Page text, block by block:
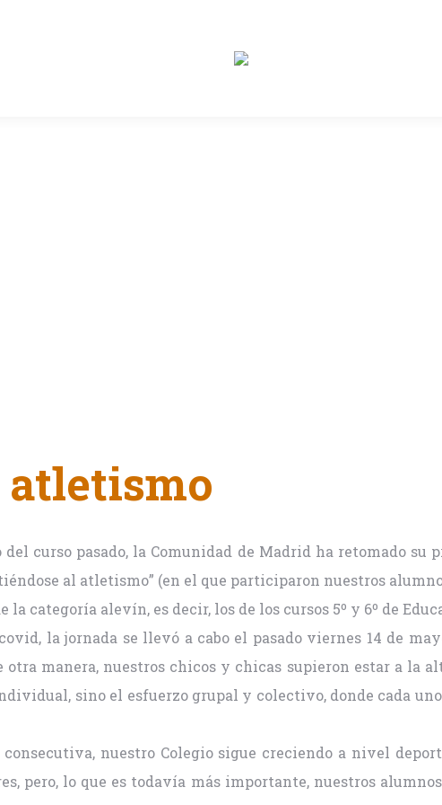
curso pasado, la Comunidad de Madrid ha retomado su
al atletismo” (en el que participaron nuestros
categoría alevín, es decir, los de los cursos 5º y 6º de
la jornada se llevó a cabo el pasado viernes 14 de
otra manera, nuestros chicos y chicas supieron estar a la
sino el esfuerzo grupal y colectivo, donde cada
nuestro Colegio sigue creciendo a nivel
pero, lo que es todavía más importante, nuestros